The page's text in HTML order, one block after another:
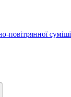
повітрянної суміші